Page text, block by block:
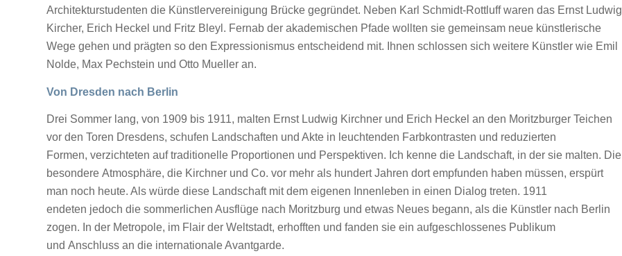
Architekturstudenten die Künstlervereinigung Brücke gegründet. Neben Karl Schmidt-Rottluff waren das Ernst Ludwig
Kircher, Erich Heckel und Fritz Bleyl. Fernab der akademischen Pfade wollten sie gemeinsam neue künstlerische
Wege gehen und prägten so den Expressionismus entscheidend mit. Ihnen schlossen sich weitere Künstler wie Emil
Nolde, Max Pechstein und Otto Mueller an.
Von Dresden nach Berlin
Drei Sommer lang, von 1909 bis 1911, malten Ernst Ludwig Kirchner und Erich Heckel an den Moritzburger Teichen
vor den Toren Dresdens, schufen Landschaften und Akte in leuchtenden Farbkontrasten und reduzierten
Formen, verzichteten auf traditionelle Proportionen und Perspektiven. Ich kenne die Landschaft, in der sie malten. Die
besondere Atmosphäre, die Kirchner und Co. vor mehr als hundert Jahren dort empfunden haben müssen, erspürt
man noch heute. Als würde diese Landschaft mit dem eigenen Innenleben in einen Dialog treten. 1911
endeten jedoch die sommerlichen Ausflüge nach Moritzburg und etwas Neues begann, als die Künstler nach Berlin
zogen. In der Metropole, im Flair der Weltstadt, erhofften und fanden sie ein aufgeschlossenes Publikum
und Anschluss an die internationale Avantgarde.